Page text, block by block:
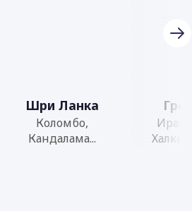
Шри Ланка
Коломбо,
Кандалама...